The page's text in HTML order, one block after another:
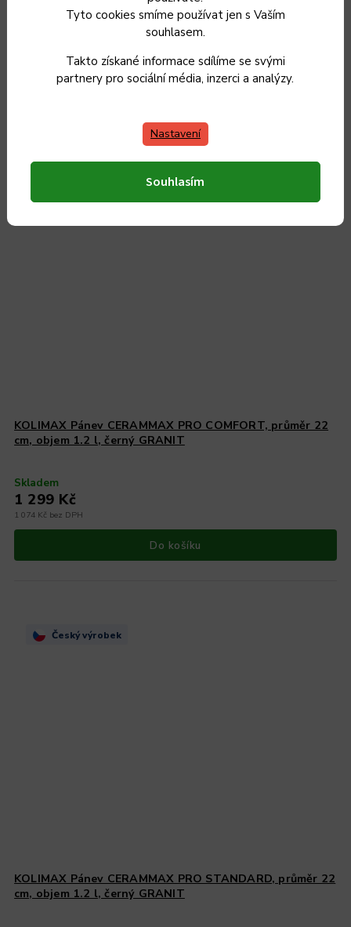
Tyto cookies smíme používat jen s Vaším
souhlasem.
Takto získané informace sdílíme se svými
partnery pro sociální média, inzerci a analýzy.
Nastavení
Souhlasím
772 Kč bez DPH
KOLIMAX Pánev CERAMMAX PRO COMFORT, průměr 22
cm, objem 1.2 l, černý GRANIT
Skladem
1 074 Kč bez DPH
1 299 Kč
Do košíku
Český výrobek
KOLIMAX Pánev CERAMMAX PRO STANDARD, průměr 22
cm, objem 1.2 l, černý GRANIT